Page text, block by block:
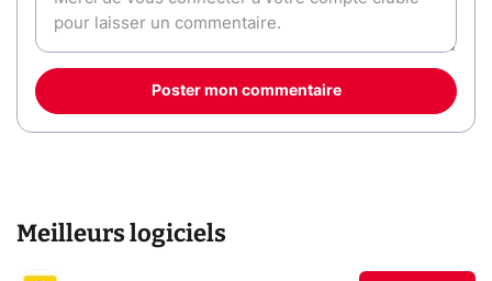
Poster mon commentaire
Meilleurs logiciels